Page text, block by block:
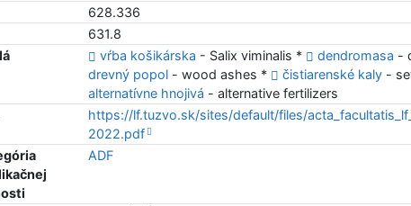
628.336
631.8
vŕba košikárska - Salix viminalis * dendromasa -
drevný popol - wood ashes * čistiarenské kaly -
alternatívne hnojivá - alternative fertilizers
https://lf.tuzvo.sk/sites/default/files/
2022.pdf
ADF